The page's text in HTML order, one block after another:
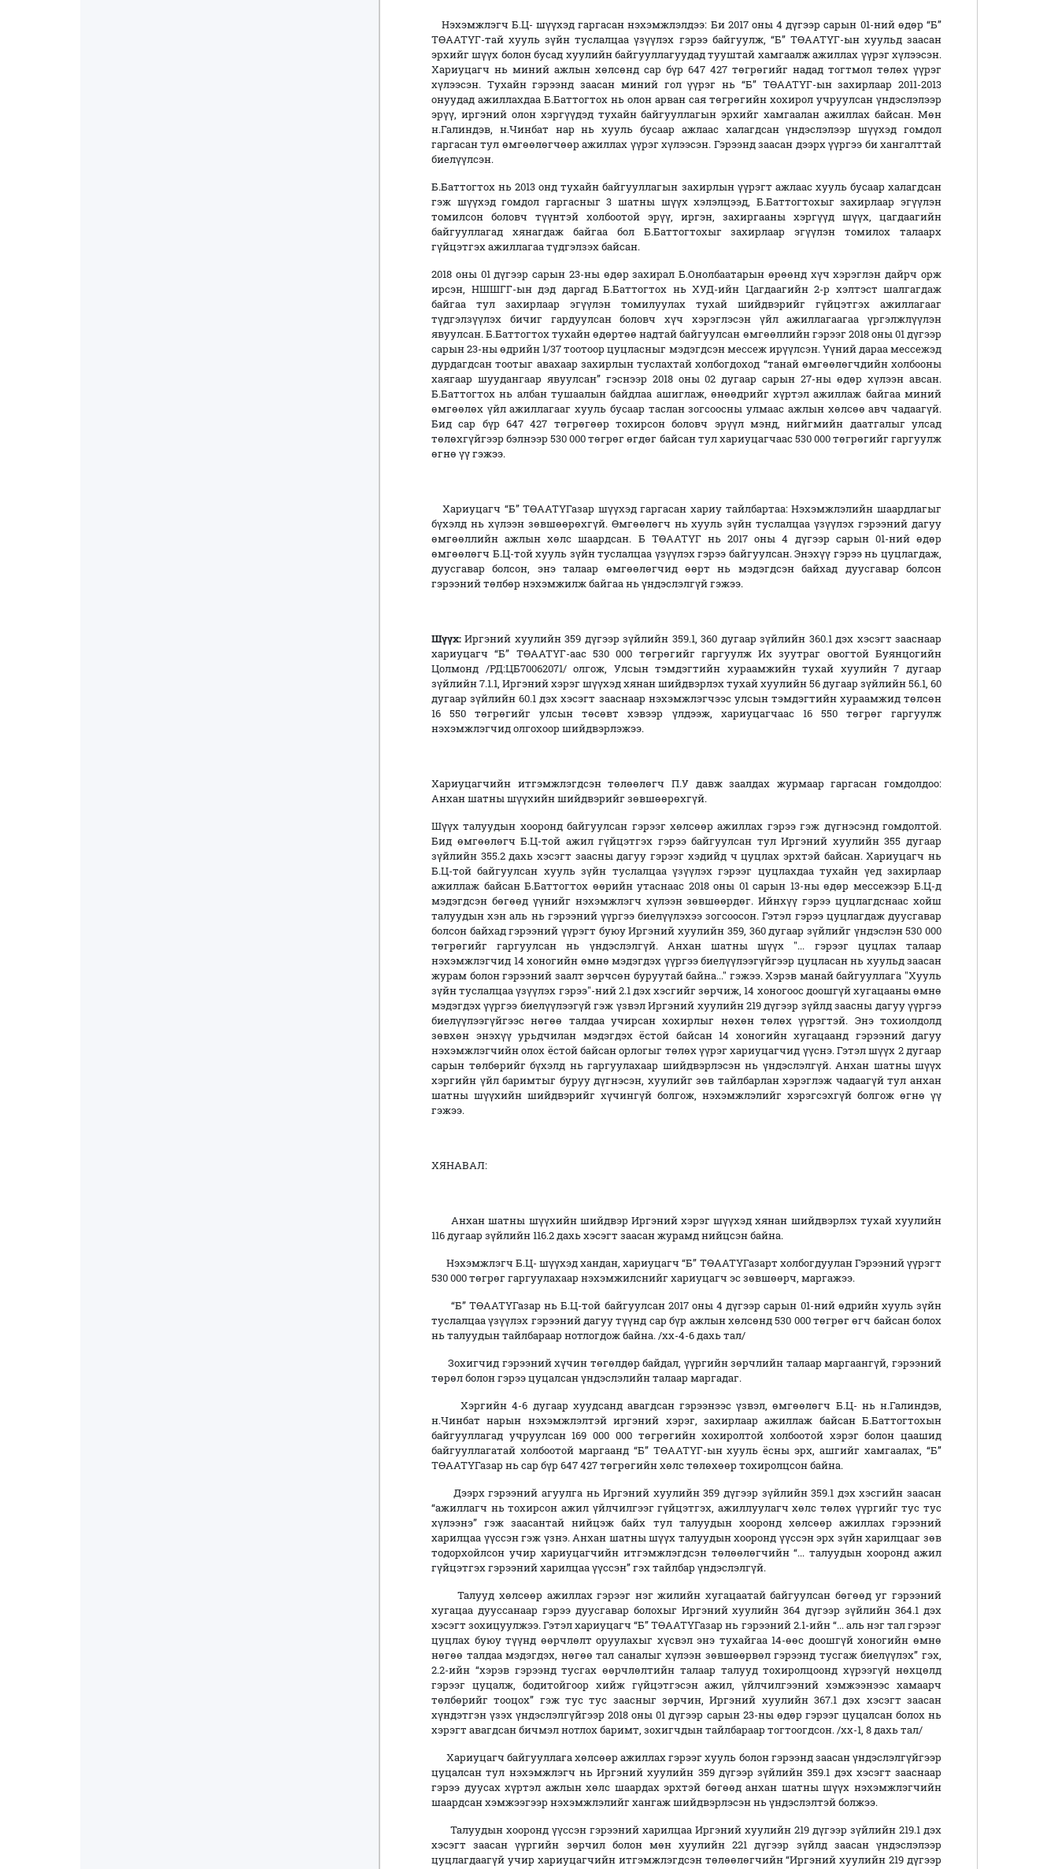
Нэхэмжлэгч Б.Ц- шүүхэд гаргасан нэхэмжлэлдээ: Би 2017 оны 4 дүгээр сарын 01-ний өдөр “Б”
ТӨААТҮГ-тай хууль зүйн туслалцаа үзүүлэх гэрээ байгуулж, “Б” ТӨААТҮГ-ын хуульд заасан
эрхийг шүүх болон бусад хуулийн байгууллагуудад тууштай хамгаалж ажиллах үүрэг хүлээсэн.
Хариуцагч нь миний ажлын хөлсөнд сар бүр 647 427 төгрөгийг надад тогтмол төлөх үүрэг
хүлээсэн. Тухайн гэрээнд заасан миний гол үүрэг нь “Б” ТӨААТҮГ-ын захирлаар 2011-2013
онуудад ажиллахдаа Б.Баттогтох нь олон арван сая төгрөгийн хохирол учруулсан үндэслэлээр
эрүү, иргэний олон хэргүүдэд тухайн байгууллагын эрхийг хамгаалан ажиллах байсан. Мөн
н.Галиндэв, н.Чинбат нар нь хууль бусаар ажлаас халагдсан үндэслэлээр шүүхэд гомдол
гаргасан тул өмгөөлөгчөөр ажиллах үүрэг хүлээсэн. Гэрээнд заасан дээрх үүргээ би хангалттай
биелүүлсэн.
Б.Баттогтох нь 2013 онд тухайн байгууллагын захирлын үүрэгт ажлаас хууль бусаар халагдсан
гэж шүүхэд гомдол гаргасныг 3 шатны шүүх хэлэлцээд, Б.Баттогтохыг захирлаар эгүүлэн
томилсон боловч түүнтэй холбоотой эрүү, иргэн, захиргааны хэргүүд шүүх, цагдаагийн
байгууллагад хянагдаж байгаа бол Б.Баттогтохыг захирлаар эгүүлэн томилох талаарх
гүйцэтгэх ажиллагаа түдгэлзэх байсан.
2018 оны 01 дүгээр сарын 23-ны өдөр захирал Б.Онолбаатарын өрөөнд хүч хэрэглэн дайрч орж
ирсэн, НШШГГ-ын дэд даргад Б.Баттогтох нь ХУД-ийн Цагдаагийн 2-р хэлтэст шалгагдаж
байгаа тул захирлаар эгүүлэн томилуулах тухай шийдвэрийг гүйцэтгэх ажиллагааг
түдгэлзүүлэх бичиг гардуулсан боловч хүч хэрэглэсэн үйл ажиллагаагаа үргэлжлүүлэн
явуулсан. Б.Баттогтох тухайн өдөртөө надтай байгуулсан өмгөөллийн гэрээг 2018 оны 01 дүгээр
сарын 23-ны өдрийн 1/37 тоотоор цуцласныг мэдэгдсэн мессеж ирүүлсэн. Үүний дараа мессежэд
дурдагдсан тоотыг авахаар захирлын туслахтай холбогдоход “танай өмгөөлөгчдийн холбооны
хаягаар шуудангаар явуулсан” гэснээр 2018 оны 02 дугаар сарын 27-ны өдөр хүлээн авсан.
Б.Баттогтох нь албан тушаалын байдлаа ашиглаж, өнөөдрийг хүртэл ажиллаж байгаа миний
өмгөөлөх үйл ажиллагааг хууль бусаар таслан зогсоосны улмаас ажлын хөлсөө авч чадаагүй.
Бид сар бүр 647 427 төгрөгөөр тохирсон боловч эрүүл мэнд, нийгмийн даатгалыг улсад
төлөхгүйгээр бэлнээр 530 000 төгрөг өгдөг байсан тул хариуцагчаас 530 000 төгрөгийг гаргуулж
өгнө үү гэжээ.
Хариуцагч “Б” ТӨААТҮГазар шүүхэд гаргасан хариу тайлбартаа: Нэхэмжлэлийн шаардлагыг
бүхэлд нь хүлээн зөвшөөрөхгүй. Өмгөөлөгч нь хууль зүйн туслалцаа үзүүлэх гэрээний дагуу
өмгөөллийн ажлын хөлс шаардсан. Б ТӨААТҮГ нь 2017 оны 4 дүгээр сарын 01-ний өдөр
өмгөөлөгч Б.Ц-той хууль зүйн туслалцаа үзүүлэх гэрээ байгуулсан. Энэхүү гэрээ нь цуцлагдаж,
дуусгавар болсон, энэ талаар өмгөөлөгчид өөрт нь мэдэгдсэн байхад дуусгавар болсон
гэрээний төлбөр нэхэмжилж байгаа нь үндэслэлгүй гэжээ.
Шүүх: Иргэний хуулийн 359 дүгээр зүйлийн 359.1, 360 дугаар зүйлийн 360.1 дэх хэсэгт зааснаар
хариуцагч “Б” ТӨААТҮГ-аас 530 000 төгрөгийг гаргуулж Их зуутраг овогтой Буянцогийн
Цолмонд /РД:ЦБ70062071/ олгож, Улсын тэмдэгтийн хураамжийн тухай хуулийн 7 дугаар
зүйлийн 7.1.1, Иргэний хэрэг шүүхэд хянан шийдвэрлэх тухай хуулийн 56 дугаар зүйлийн 56.1, 60
дугаар зүйлийн 60.1 дэх хэсэгт зааснаар нэхэмжлэгчээс улсын тэмдэгтийн хураамжид төлсөн
16 550 төгрөгийг улсын төсөвт хэвээр үлдээж, хариуцагчаас 16 550 төгрөг гаргуулж
нэхэмжлэгчид олгохоор шийдвэрлэжээ.
Хариуцагчийн итгэмжлэгдсэн төлөөлөгч П.У давж заалдах журмаар гаргасан гомдолдоо:
Анхан шатны шүүхийн шийдвэрийг зөвшөөрөхгүй.
Шүүх талуудын хооронд байгуулсан гэрээг хөлсөөр ажиллах гэрээ гэж дүгнэсэнд гомдолтой.
Бид өмгөөлөгч Б.Ц-той ажил гүйцэтгэх гэрээ байгуулсан тул Иргэний хуулийн 355 дугаар
зүйлийн 355.2 дахь хэсэгт заасны дагуу гэрээг хэдийд ч цуцлах эрхтэй байсан. Хариуцагч нь
Б.Ц-той байгуулсан хууль зүйн туслалцаа үзүүлэх гэрээг цуцлахдаа тухайн үед захирлаар
ажиллаж байсан Б.Баттогтох өөрийн утаснаас 2018 оны 01 сарын 13-ны өдөр мессежээр Б.Ц-д
мэдэгдсэн бөгөөд үүнийг нэхэмжлэгч хүлээн зөвшөөрдөг. Ийнхүү гэрээ цуцлагдснаас хойш
талуудын хэн аль нь гэрээний үүргээ биелүүлэхээ зогсоосон. Гэтэл гэрээ цуцлагдаж дуусгавар
болсон байхад гэрээний үүрэгт буюу Иргэний хуулийн 359, 360 дугаар зүйлийг үндэслэн 530 000
төгрөгийг гаргуулсан нь үндэслэлгүй. Анхан шатны шүүх "... гэрээг цуцлах талаар
нэхэмжлэгчид 14 хоногийн өмнө мэдэгдэх үүргээ биелүүлээгүйгээр цуцласан нь хуульд заасан
журам болон гэрээний заалт зөрчсөн буруутай байна..." гэжээ. Хэрэв манай байгууллага "Хууль
зүйн туслалцаа үзүүлэх гэрээ"-ний 2.1 дэх хэсгийг зөрчиж, 14 хоногоос доошгүй хугацааны өмнө
мэдэгдэх үүргээ биелүүлээгүй гэж үзвэл Иргэний хуулийн 219 дүгээр зүйлд заасны дагуу үүргээ
биелүүлээгүйгээс нөгөө талдаа учирсан хохирлыг нөхөн төлөх үүрэгтэй. Энэ тохиолдолд
зөвхөн энэхүү урьдчилан мэдэгдэх ёстой байсан 14 хоногийн хугацаанд гэрээний дагуу
нэхэмжлэгчийн олох ёстой байсан орлогыг төлөх үүрэг хариуцагчид үүснэ. Гэтэл шүүх 2 дугаар
сарын төлбөрийг бүхэлд нь гаргуулахаар шийдвэрлэсэн нь үндэслэлгүй. Анхан шатны шүүх
хэргийн үйл баримтыг буруу дүгнэсэн, хуулийг зөв тайлбарлан хэрэглэж чадаагүй тул анхан
шатны шүүхийн шийдвэрийг хүчингүй болгож, нэхэмжлэлийг хэрэгсэхгүй болгож өгнө үү
гэжээ.
ХЯНАВАЛ:
Анхан шатны шүүхийн шийдвэр Иргэний хэрэг шүүхэд хянан шийдвэрлэх тухай хуулийн
116 дугаар зүйлийн 116.2 дахь хэсэгт заасан журамд нийцсэн байна.
Нэхэмжлэгч Б.Ц- шүүхэд хандан, хариуцагч “Б” ТӨААТҮГазарт холбогдуулан Гэрээний үүрэгт
530 000 төгрөг гаргуулахаар нэхэмжилснийг хариуцагч эс зөвшөөрч, маргажээ.
“Б” ТӨААТҮГазар нь Б.Ц-той байгуулсан 2017 оны 4 дүгээр сарын 01-ний өдрийн хууль зүйн
туслалцаа үзүүлэх гэрээний дагуу түүнд сар бүр ажлын хөлсөнд 530 000 төгрөг өгч байсан болох
нь талуудын тайлбараар нотлогдож байна. /хх-4-6 дахь тал/
Зохигчид гэрээний хүчин төгөлдөр байдал, үүргийн зөрчлийн талаар маргаангүй, гэрээний
төрөл болон гэрээ цуцалсан үндэслэлийн талаар маргадаг.
Хэргийн 4-6 дугаар хуудсанд авагдсан гэрээнээс үзвэл, өмгөөлөгч Б.Ц- нь н.Галиндэв,
н.Чинбат нарын нэхэмжлэлтэй иргэний хэрэг, захирлаар ажиллаж байсан Б.Баттогтохын
байгууллагад учруулсан 169 000 000 төгрөгийн хохиролтой холбоотой хэрэг болон цаашид
байгууллагатай холбоотой маргаанд “Б” ТӨААТҮГ-ын хууль ёсны эрх, ашгийг хамгаалах, “Б”
ТӨААТҮГазар нь сар бүр 647 427 төгрөгийн хөлс төлөхөөр тохиролцсон байна.
Дээрх гэрээний агуулга нь Иргэний хуулийн 359 дүгээр зүйлийн 359.1 дэх хэсгийн заасан
“ажиллагч нь тохирсон ажил үйлчилгээг гүйцэтгэх, ажиллуулагч хөлс төлөх үүргийг тус тус
хүлээнэ” гэж заасантай нийцэж байх тул талуудын хооронд хөлсөөр ажиллах гэрээний
харилцаа үүссэн гэж үзнэ. Анхан шатны шүүх талуудын хооронд үүссэн эрх зүйн харилцааг зөв
тодорхойлсон учир хариуцагчийн итгэмжлэгдсэн төлөөлөгчийн “... талуудын хооронд ажил
гүйцэтгэх гэрээний харилцаа үүссэн” гэх тайлбар үндэслэлгүй.
Талууд хөлсөөр ажиллах гэрээг нэг жилийн хугацаатай байгуулсан бөгөөд уг гэрээний
хугацаа дууссанаар гэрээ дуусгавар болохыг Иргэний хуулийн 364 дүгээр зүйлийн 364.1 дэх
хэсэгт зохицуулжээ. Гэтэл хариуцагч “Б” ТӨААТҮГазар нь гэрээний 2.1-ийн “... аль нэг тал гэрээг
цуцлах буюу түүнд өөрчлөлт оруулахыг хүсвэл энэ тухайгаа 14-өөс доошгүй хоногийн өмнө
нөгөө талдаа мэдэгдэх, нөгөө тал саналыг хүлээн зөвшөөрвөл гэрээнд тусгаж биелүүлэх” гэх,
2.2-ийн “хэрэв гэрээнд тусгах өөрчлөлтийн талаар талууд тохиролцоонд хүрээгүй нөхцөлд
гэрээг цуцалж, бодитойгоор хийж гүйцэтгэсэн ажил, үйлчилгээний хэмжээнээс хамаарч
төлбөрийг тооцох” гэж тус тус заасныг зөрчин, Иргэний хуулийн 367.1 дэх хэсэгт заасан
хүндэтгэн үзэх үндэслэлгүйгээр 2018 оны 01 дүгээр сарын 23-ны өдөр гэрээг цуцалсан болох нь
хэрэгт авагдсан бичмэл нотлох баримт, зохигчдын тайлбараар тогтоогдсон. /хх-1, 8 дахь тал/
Хариуцагч байгууллага хөлсөөр ажиллах гэрээг хууль болон гэрээнд заасан үндэслэлгүйгээр
цуцалсан тул нэхэмжлэгч нь Иргэний хуулийн 359 дүгээр зүйлийн 359.1 дэх хэсэгт зааснаар
гэрээ дуусах хүртэл ажлын хөлс шаардах эрхтэй бөгөөд анхан шатны шүүх нэхэмжлэгчийн
шаардсан хэмжээгээр нэхэмжлэлийг хангаж шийдвэрлэсэн нь үндэслэлтэй болжээ.
Талуудын хооронд үүссэн гэрээний харилцаа Иргэний хуулийн 219 дүгээр зүйлийн 219.1 дэх
хэсэгт заасан үүргийн зөрчил болон мөн хуулийн 221 дүгээр зүйлд заасан үндэслэлээр
цуцлагдаагүй учир хариуцагчийн итгэмжлэгдсэн төлөөлөгчийн “Иргэний хуулийн 219 дүгээр